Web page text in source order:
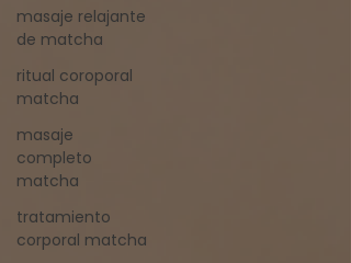
masaje relajante
de matcha
ritual coroporal
matcha
masaje
completo
matcha
tratamiento
corporal matcha